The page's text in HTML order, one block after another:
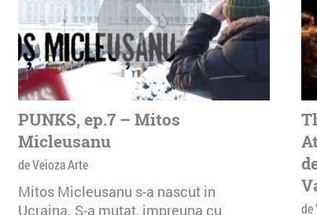
PUNKS, ep.7 – Mitos
Micleusanu
de Veioza Arte
Mitos Micleusanu s-a nascut in
Ucraina. S-a mutat, impreuna cu
de